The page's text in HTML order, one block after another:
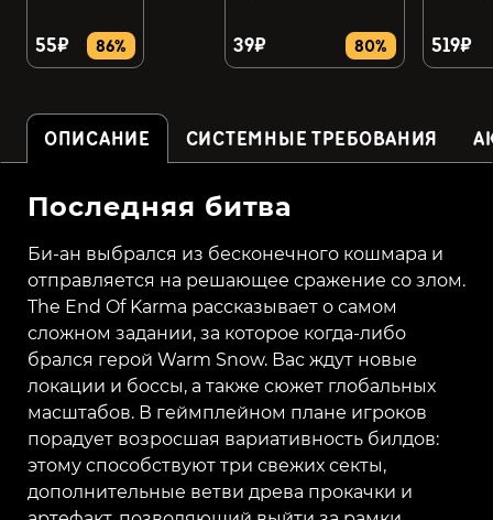
55₽ 86% 39₽ 80% 519₽
ОПИСАНИЕ СИСТЕМНЫЕ ТРЕБОВАНИЯ
Последняя битва
Би-ан выбрался из бесконечного кошмара и
отправляется на решающее сражение со злом.
The End Of Karma рассказывает о самом
сложном задании, за которое когда-либо
брался герой Warm Snow. Вас ждут новые
локации и боссы, а также сюжет глобальных
масштабов. В геймплейном плане игроков
порадует возросшая вариативность билдов:
этому способствуют три свежих секты,
дополнительные ветви древа прокачки и